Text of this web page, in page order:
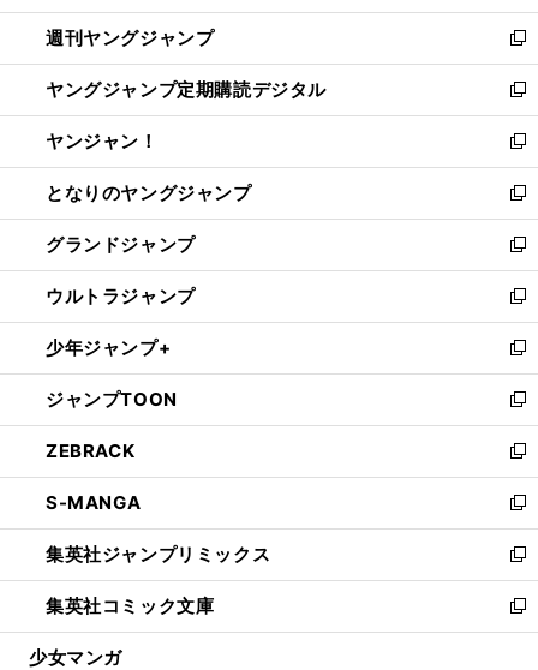
開
く
ウ
で
開
く
ン
ド
ウ
で
開
く
ウ
ィ
ン
ド
ウ
で
開
く
週刊ヤングジャンプ
新
し
い
ウ
ィ
ン
ド
ウ
で
開
く
ヤングジャンプ定期購読デジタル
新
し
い
ウ
ィ
ン
ド
ウ
で
開
く
ヤンジャン！
新
し
い
ウ
ィ
ン
ド
ウ
で
開
く
となりのヤングジャンプ
新
し
い
ウ
ィ
ン
ド
ウ
で
開
く
グランドジャンプ
新
し
い
ウ
ィ
ン
ド
ウ
で
開
く
ウルトラジャンプ
新
し
い
ウ
ィ
ン
ド
ウ
で
開
く
少年ジャンプ+
新
し
い
ウ
ィ
ン
ド
ウ
で
開
く
ジャンプTOON
新
し
い
ウ
ィ
ン
ド
ウ
で
開
ZEBRACK
新
し
い
ウ
ィ
ン
ド
ウ
S-MANGA
新
し
い
ウ
ィ
ン
集英社ジャンプリミックス
新
し
い
ウ
集英社コミック文庫
新
し
少女マンガ